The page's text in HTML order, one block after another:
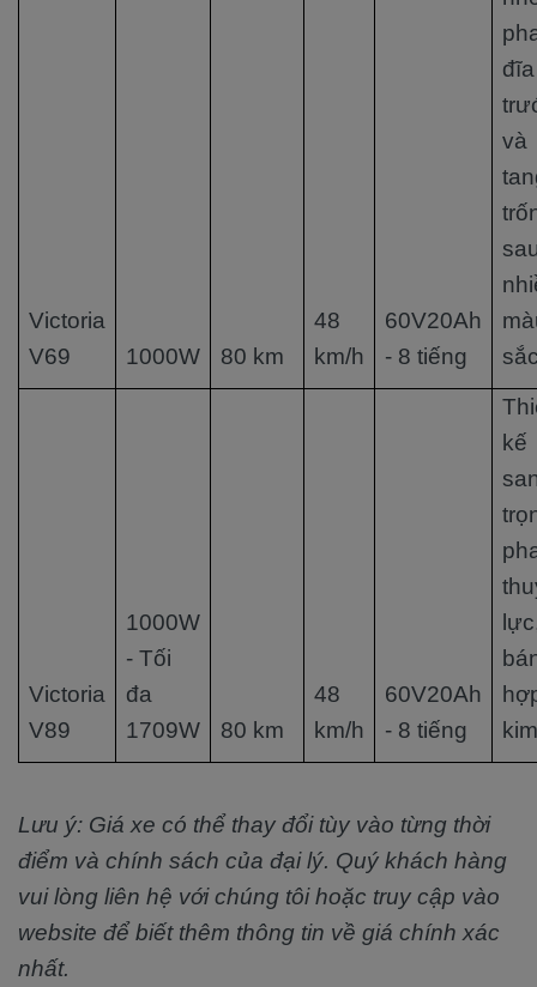
Victoria
V69
1000W 80 km
48
km/h
60V20Ah
- 8 tiếng
đĩa
và
Victoria
V89
1000W
- Tối
đa
1709W
80 km
48
km/h
60V20Ah
- 8 tiếng
kế
kim
Lưu ý: Giá xe có thể thay đổi tùy vào từng thời
điểm và chính sách của đại lý. Quý khách hàng
vui lòng liên hệ với chúng tôi hoặc truy cập vào
website để biết thêm thông tin về giá chính xác
nhất.